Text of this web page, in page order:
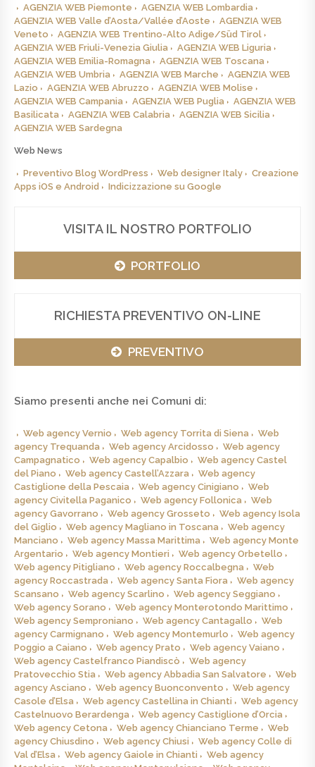
AGENZIA WEB Piemonte
AGENZIA WEB Lombardia
AGENZIA WEB Valle d’Aosta/Vallée d’Aoste
AGENZIA WEB
Veneto
AGENZIA WEB Trentino-Alto Adige/Süd Tirol
AGENZIA WEB Friuli-Venezia Giulia
AGENZIA WEB Liguria
AGENZIA WEB Emilia-Romagna
AGENZIA WEB Toscana
AGENZIA WEB Umbria
AGENZIA WEB Marche
AGENZIA WEB
Lazio
AGENZIA WEB Abruzzo
AGENZIA WEB Molise
AGENZIA WEB Campania
AGENZIA WEB Puglia
AGENZIA WEB
Basilicata
AGENZIA WEB Calabria
AGENZIA WEB Sicilia
AGENZIA WEB Sardegna
Web News
Preventivo Blog WordPress Web designer Italy
Creazione
Apps iOS e Android
Indicizzazione su Google
VISITA IL NOSTRO PORTFOLIO
PORTFOLIO
RICHIESTA PREVENTIVO ON-LINE
PREVENTIVO
Siamo presenti anche nei Comuni di:
Web agency Vernio Web agency Torrita di Siena
Web
agency Trequanda
Web agency Arcidosso
Web agency
Campagnatico
Web agency Capalbio
Web agency Castel
del Piano
Web agency Castell’Azzara
Web agency
Castiglione della Pescaia
Web agency Cinigiano
Web
agency Civitella Paganico
Web agency Follonica
Web
agency Gavorrano
Web agency Grosseto
Web agency Isola
del Giglio
Web agency Magliano in Toscana
Web agency
Manciano
Web agency Massa Marittima
Web agency Monte
Argentario
Web agency Montieri
Web agency Orbetello
Web agency Pitigliano
Web agency Roccalbegna
Web
agency Roccastrada
Web agency Santa Fiora
Web agency
Scansano
Web agency Scarlino
Web agency Seggiano
Web agency Sorano
Web agency Monterotondo Marittimo
Web agency Semproniano
Web agency Cantagallo
Web
agency Carmignano
Web agency Montemurlo
Web agency
Poggio a Caiano
Web agency Prato
Web agency Vaiano
Web agency Castelfranco Piandiscò
Web agency
Pratovecchio Stia
Web agency Abbadia San Salvatore
Web
agency Asciano
Web agency Buonconvento
Web agency
Casole d’Elsa
Web agency Castellina in Chianti
Web agency
Castelnuovo Berardenga
Web agency Castiglione d’Orcia
Web agency Cetona
Web agency Chianciano Terme
Web
agency Chiusdino
Web agency Chiusi
Web agency Colle di
Val d’Elsa
Web agency Gaiole in Chianti
Web agency